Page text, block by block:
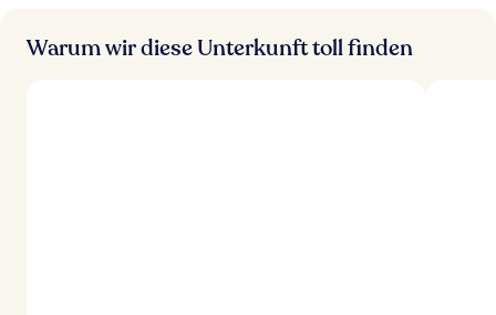
Warum wir diese Unterkunft toll finden